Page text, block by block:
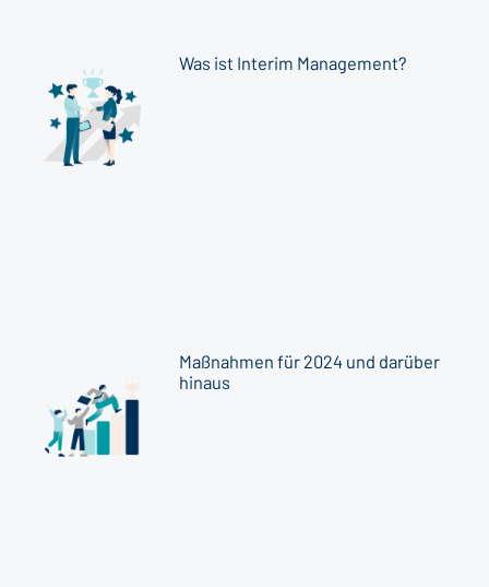
Was ist Interim Management?
Maßnahmen für 2024 und darüber
hinaus